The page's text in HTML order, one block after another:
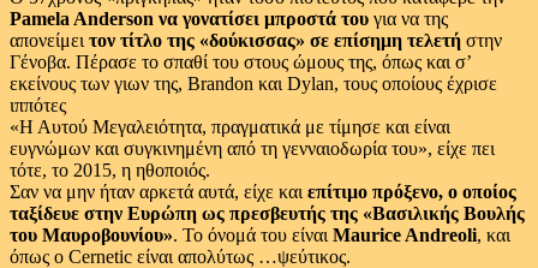
Pamela Anderson να γονατίσει μπροστά του για να της
απονείμει τον τίτλο της «δούκισσας» σε επίσημη τελετή στην
Γένοβα. Πέρασε το σπαθί του στους ώμους της, όπως και σ’
εκείνους των γιων της, Brandon και Dylan, τους οποίους έχρισε
ιππότες
«Η Αυτού Μεγαλειότητα, πραγματικά με τίμησε και είναι
ευγνώμων και συγκινημένη από τη γενναιοδωρία του», είχε πει
τότε, το 2015, η ηθοποιός.
Σαν να μην ήταν αρκετά αυτά, είχε και επίτιμο πρόξενο, ο οποίος
ταξίδευε στην Ευρώπη ως πρεσβευτής της «Βασιλικής Βουλής
του Μαυροβουνίου». Το όνομά του είναι Maurice Andreoli, και
όπως ο Cernetic είναι απολύτως …ψεύτικος.